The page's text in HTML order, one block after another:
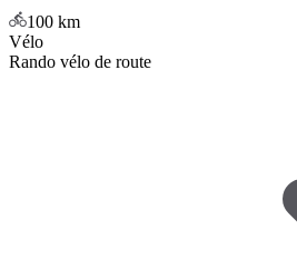
100 km
Vélo
Rando vélo de route